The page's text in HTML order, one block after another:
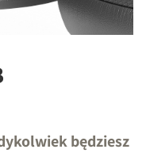
będziesz